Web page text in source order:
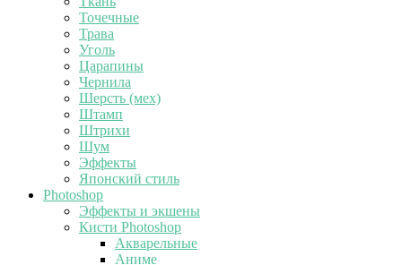
Точечные
Трава
Уголь
Царапины
Чернила
Шерсть (мех)
Штамп
Штрихи
Шум
Эффекты
Японский стиль
Photoshop
Эффекты и экшены
Кисти Photoshop
Акварельные
Аниме